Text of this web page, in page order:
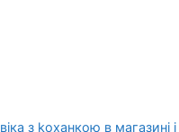
з kоханкою в